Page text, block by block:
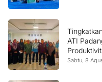
ATI
Sabtu, 8